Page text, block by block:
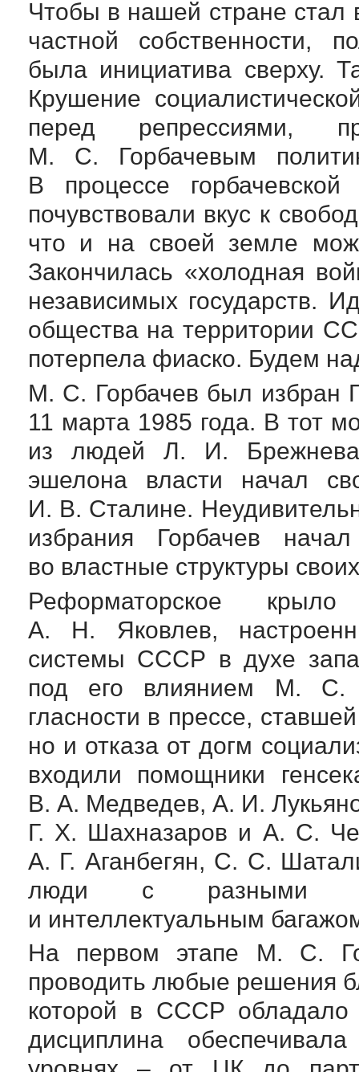
Чтобы в нашей стране стал
частной собственности,
была инициатива сверху.
Крушение
перед репрессиями,
М. С. Горбачевым
В процессе
почувствовали вкус к
что и на своей земле
Закончилась «холодная
независимых государств.
общества на территории
потерпела фиаско. Будем
М. С. Горбачев был избран
11 марта 1985 года. В тот
из людей Л. И. Брежнева
эшелона власти начал
И. В. Сталине.
избрания Горбачев
во властные структуры
Реформаторское
А. Н. Яковлев,
системы СССР в духе
под его влиянием М. С.
гласности в прессе,
но и отказа от догм
входили помощники
В. А. Медведев, А. И.
Г. Х. Шахназаров и А. С.
А. Г. Аганбегян, С. С.
люди с разными
и интеллектуальным
На первом этапе М. С.
проводить любые решения
которой в СССР
дисциплина